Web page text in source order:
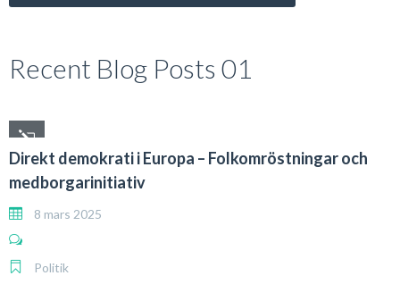
Recent Blog Posts 01
Direkt demokrati i Europa – Folkomröstningar och
medborgarinitiativ
8 mars 2025
Politik